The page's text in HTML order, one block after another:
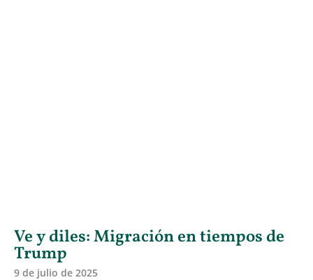
Ve y diles: Migración en tiempos de
Trump
9 de julio de 2025